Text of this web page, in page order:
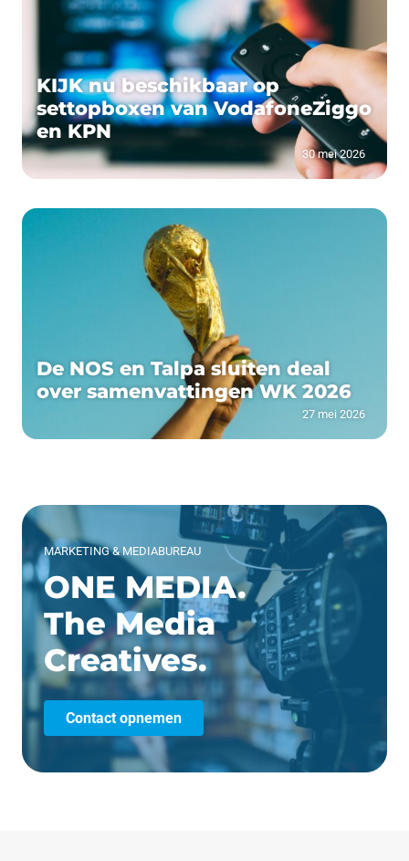
KIJK nu beschikbaar op
settopboxen van VodafoneZiggo
en KPN
30 mei 2026
De NOS en Talpa sluiten deal
over samenvattingen WK 2026
27 mei 2026
MARKETING & MEDIABUREAU
ONE MEDIA.
The Media
Creatives.
Contact opnemen